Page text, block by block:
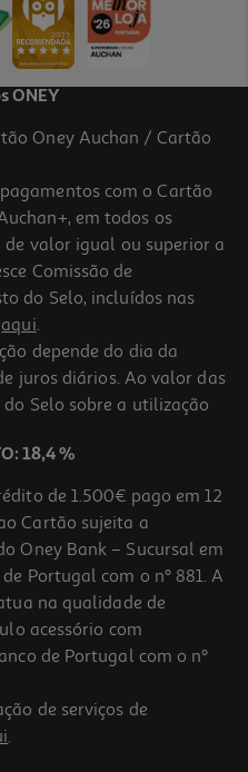
80 G
ONEY
Oney Auchan / Cartão
com o Cartão
em todos os
valor igual ou superior a
Comissão de
do Selo, incluídos nas
aqui.
depende do dia da
juros diários. Ao valor das
Selo sobre a utilização
18,4 %
de 1.500€ pago em 12
Cartão sujeita a
Oney Bank – Sucursal em
Portugal com o nº 881. A
na qualidade de
acessório com
de Portugal com o nº
de serviços de
.